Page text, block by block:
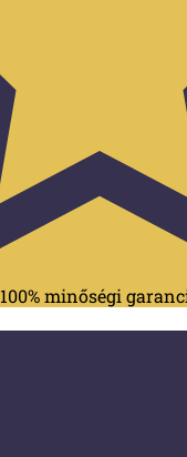
100% minőségi